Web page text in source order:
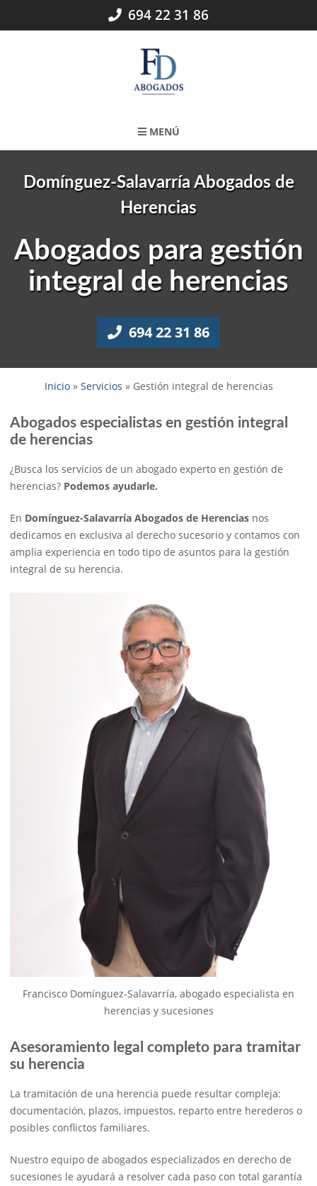
694 22 31 86
MENÚ
Domínguez-Salavarría Abogados de
Herencias
Abogados para gestión
integral de herencias
694 22 31 86
Inicio» Servicios » Gestión integral de herencias
Abogados especialistas en gestión integral
de herencias
¿Busca los servicios de un abogado experto en gestión de
herencias? Podemos ayudarle.
En Domínguez-Salavarría Abogados de Herencias nos
dedicamos en exclusiva al derecho sucesorio y contamos con
amplia experiencia en todo tipo de asuntos para la gestión
integral de su herencia.
Francisco Domínguez-Salavarría, abogado especialista en
herencias y sucesiones
Asesoramiento legal completo para tramitar
su herencia
La tramitación de una herencia puede resultar compleja:
documentación, plazos, impuestos, reparto entre herederos o
posibles conflictos familiares.
Nuestro equipo de abogados especializados en derecho de
sucesiones le ayudará a resolver cada paso con total garantía